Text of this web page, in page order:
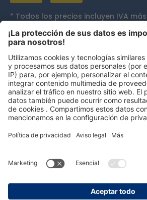
* Todos los precios incluyen IVA más
y, si procede, gastos de envío
menos que se indique lo contrario.
Galardones